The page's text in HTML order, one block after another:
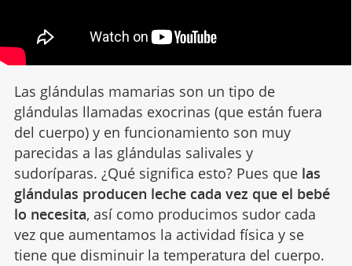
Las glándulas mamarias son un tipo de
glándulas llamadas exocrinas (que están fuera
del cuerpo) y en funcionamiento son muy
parecidas a las glándulas salivales y
sudoríparas. ¿Qué significa esto? Pues que las
glándulas producen leche cada vez que el bebé
lo necesita, así como producimos sudor cada
vez que aumentamos la actividad física y se
tiene que disminuir la temperatura del cuerpo.